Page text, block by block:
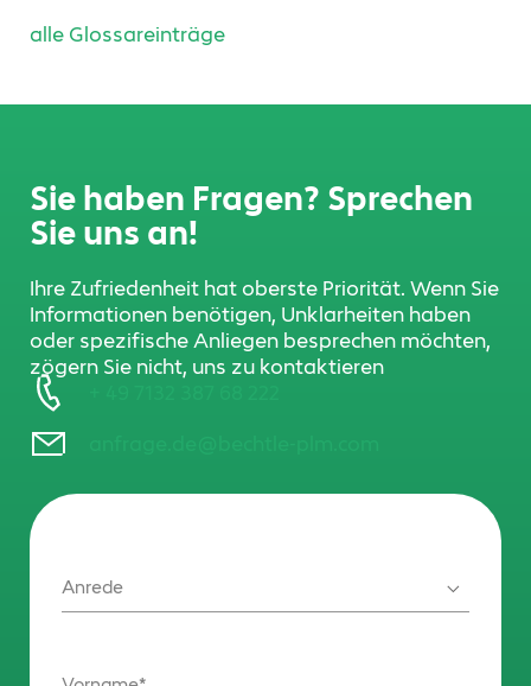
alle Glossareinträge
Sie haben Fragen? Sprechen
Sie uns an!
Ihre Zufriedenheit hat oberste Priorität. Wenn Sie
Informationen benötigen, Unklarheiten haben
oder spezifische Anliegen besprechen möchten,
zögern Sie nicht, uns zu kontaktieren
Anrede